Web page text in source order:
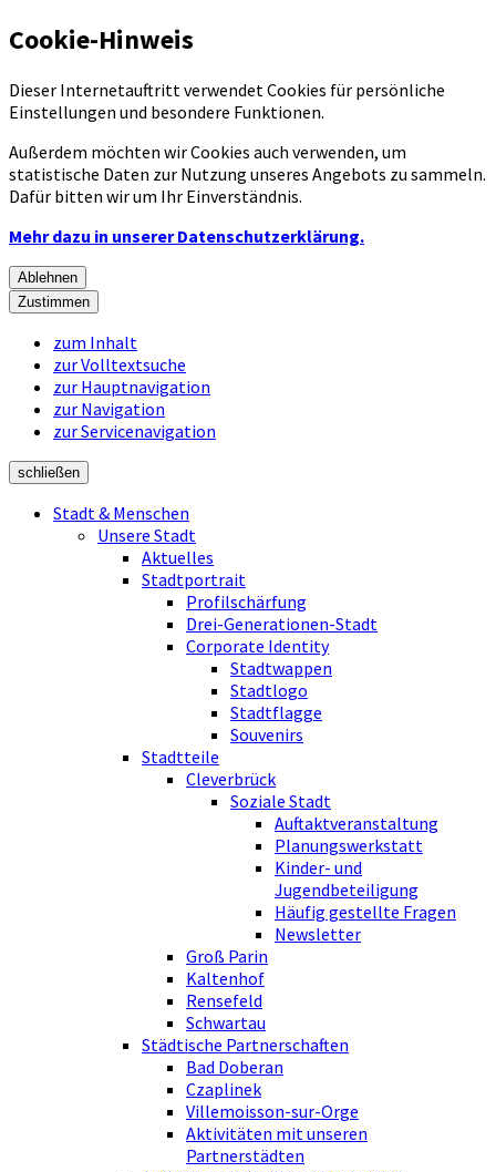
Cookie-Hinweis
Dieser Internetauftritt verwendet Cookies für persönliche
Einstellungen und besondere Funktionen.
Außerdem möchten wir Cookies auch verwenden, um
statistische Daten zur Nutzung unseres Angebots zu sammeln.
Dafür bitten wir um Ihr Einverständnis.
Mehr dazu in unserer Datenschutzerklärung.
Ablehnen
Zustimmen
zum Inhalt
zur Volltextsuche
zur Hauptnavigation
zur Navigation
zur Servicenavigation
schließen
Stadt & Menschen
Unsere Stadt
Aktuelles
Stadtportrait
Profilschärfung
Drei-Generationen-Stadt
Corporate Identity
Stadtwappen
Stadtlogo
Stadtflagge
Souvenirs
Stadtteile
Cleverbrück
Soziale Stadt
Auftaktveranstaltung
Planungswerkstatt
Kinder- und
Jugendbeteiligung
Häufig gestellte Fragen
Newsletter
Groß Parin
Kaltenhof
Rensefeld
Schwartau
Städtische Partnerschaften
Bad Doberan
Czaplinek
Villemoisson-sur-Orge
Aktivitäten mit unseren
Partnerstädten